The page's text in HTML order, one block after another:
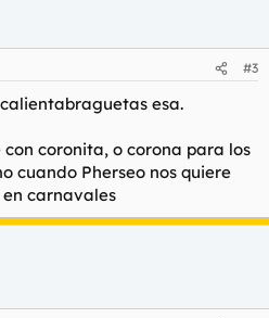
#3
esa.
coronita, o corona para los
cuando Pherseo nos quiere
carnavales